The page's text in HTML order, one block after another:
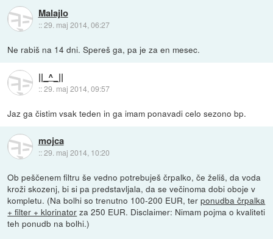
Malajlo
::29. maj 2014, 06:27
Ne rabiš na 14 dni. Spereš ga, pa je za en mesec.
||_^_||
::29. maj 2014, 09:57
Jaz ga čistim vsak teden in ga imam ponavadi celo sezono bp.
mojca
::29. maj 2014, 10:20
Ob peščenem filtru še vedno potrebuješ črpalko, če želiš, da voda
kroži skozenj, bi si pa predstavljala, da se večinoma dobi oboje v
kompletu. (Na bolhi so trenutno 100-200 EUR, terponudba črpalka
+ filter + klorinator za 250 EUR. Disclaimer: Nimam pojma o kvaliteti
teh ponudb na bolhi.)